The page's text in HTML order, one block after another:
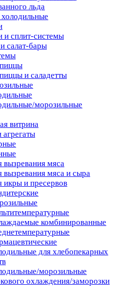
льда
и сплит-системы
салат-бары
и саладетты
морозильные
витрина
мяса
мяса и сыра
и пресервов
комбинированные
для хлебопекарных
морозильные
охлаждения/заморозки